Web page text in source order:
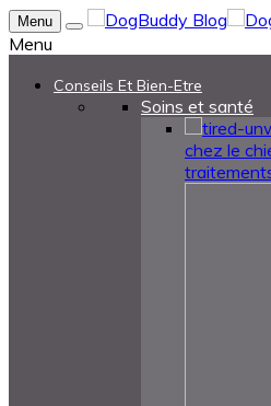
Menu
Menu
Conseils Et Bien-Etre
Soins et santé
chez le